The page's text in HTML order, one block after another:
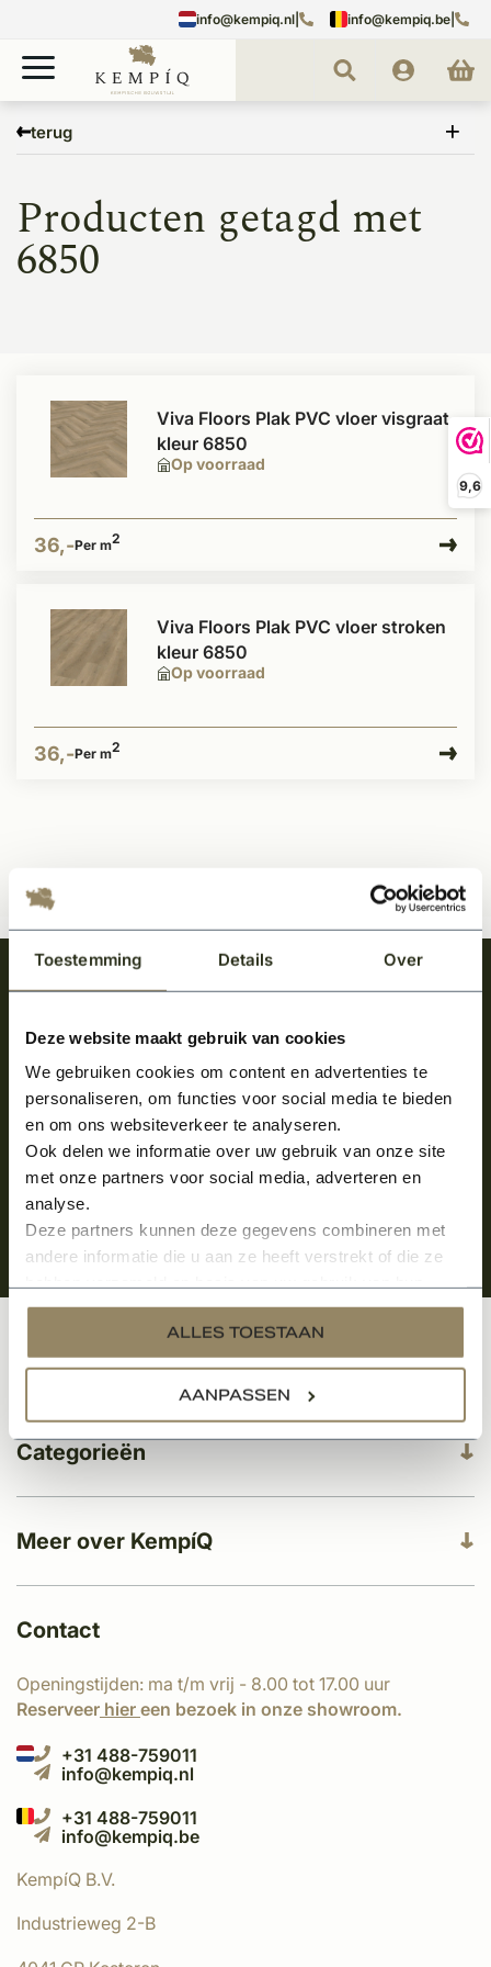
Toestemming Details Over
Deze website maakt gebruik van cookies
We gebruiken cookies om content en advertenties te
personaliseren, om functies voor social media te bieden
en om ons websiteverkeer te analyseren.
Ook delen we informatie over uw gebruik van onze site
met onze partners voor social media, adverteren en
analyse.
Deze partners kunnen deze gegevens combineren met
andere informatie die u aan ze heeft verstrekt of die ze
services.
ALLES TOESTAAN
AANPASSEN
9,6
info@kempiq.nl info@kempiq.be
terug
6850
Producten getagd met
6850
Op voorraad
Viva Floors Plak PVC vloer visgraat
kleur 6850
36,-Per m2
Op voorraad
Viva Floors Plak PVC vloer stroken
kleur 6850
36,-Per m2
Meld je aan en ontvang het laatste nieuws
Meer over KempíQ
Klantenservice
Categorieën
Contact
Openingstijden: ma t/m vrij - 8.00 tot 17.00 uur
Reserveer hier een bezoek in onze showroom.
+31 488-759011
info@kempiq.nl
+31 488-759011
info@kempiq.be
KempíQ B.V.
Industrieweg 2-B